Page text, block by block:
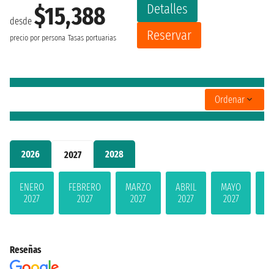
2026 2027 2028
ENERO
2027
FEBRERO
2027
MARZO
2027
ABRIL
2027
MAYO
2027
desde $15,388
precio por persona Tasas portuarias
Detalles
Reservar
Ordenar
Reseñas